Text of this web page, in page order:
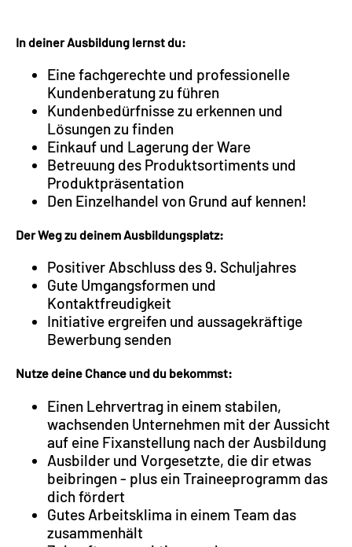
In deiner Ausbildung lernst du:
Eine fachgerechte und professionelle
Kundenberatung zu führen
Kundenbedürfnisse zu erkennen und
Lösungen zu finden
Einkauf und Lagerung der Ware
Betreuung des Produktsortiments und
Produktpräsentation
Den Einzelhandel von Grund auf kennen!
Der Weg zu deinem Ausbildungsplatz:
Positiver Abschluss des 9. Schuljahres
Gute Umgangsformen und
Kontaktfreudigkeit
Initiative ergreifen und aussagekräftige
Bewerbung senden
Nutze deine Chance und du bekommst:
Einen Lehrvertrag in einem stabilen,
wachsenden Unternehmen mit der Aussicht
auf eine Fixanstellung nach der Ausbildung
Ausbilder und Vorgesetzte, die dir etwas
beibringen - plus ein Traineeprogramm das
dich fördert
Gutes Arbeitsklima in einem Team das
zusammenhält